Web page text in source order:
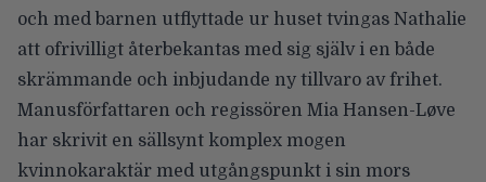
och med barnen utflyttade ur huset tvingas Nathalie
att ofrivilligt återbekantas med sig själv i en både
skrämmande och inbjudande ny tillvaro av frihet.
Manusförfattaren och regissören Mia Hansen-Løve
har skrivit en sällsynt komplex mogen
kvinnokaraktär med utgångspunkt i sin mors